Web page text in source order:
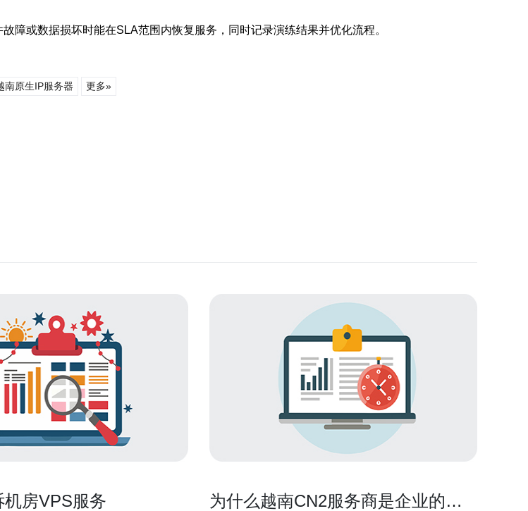
障或数据损坏时能在SLA范围内恢复服务，同时记录演练结果并优化流程。
南原生IP服务器 更多»
房VPS服务
为什么越南CN2服务商是企业的最